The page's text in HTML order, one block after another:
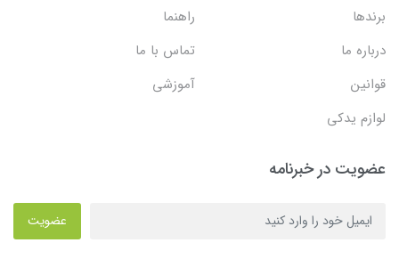
برندها
راهنما
درباره ما
تماس با ما
قوانین
آموزشی
لوازم یدکی
عضویت در خبرنامه
عضویت